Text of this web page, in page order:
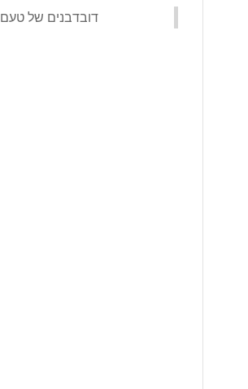
‏דובדבנים של טעם‏